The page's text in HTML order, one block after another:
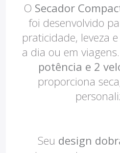
O Secador
foi desenvolvido
praticidade, leveza
a dia ou em
potência e 2
proporciona
Seu design